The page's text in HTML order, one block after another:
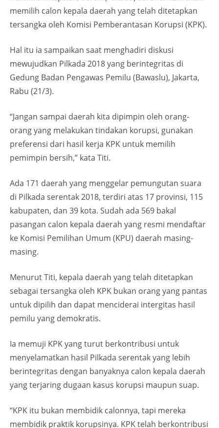
memilih calon kepala daerah yang telah ditetapkan
tersangka oleh Komisi Pemberantasan Korupsi (KPK).
Hal itu ia sampaikan saat menghadiri diskusi
mewujudkan Pilkada 2018 yang berintegritas di
Gedung Badan Pengawas Pemilu (Bawaslu), Jakarta,
Rabu (21/3).
“Jangan sampai daerah kita dipimpin oleh orang-
orang yang melakukan tindakan korupsi, gunakan
preferensi dari hasil kerja KPK untuk memilih
pemimpin bersih,” kata Titi.
Ada 171 daerah yang menggelar pemungutan suara
di Pilkada serentak 2018, terdiri atas 17 provinsi, 115
kabupaten, dan 39 kota. Sudah ada 569 bakal
pasangan calon kepala daerah yang resmi mendaftar
ke Komisi Pemilihan Umum (KPU) daerah masing-
masing.
Menurut Titi, kepala daerah yang telah ditetapkan
sebagai tersangka oleh KPK bukan orang yang pantas
untuk dipilih dan dapat menciderai intergitas hasil
pemilu yang demokratis.
Ia memuji KPK yang turut berkontribusi untuk
menyelamatkan hasil Pilkada serentak yang lebih
berintegritas dengan banyaknya calon kepala daerah
yang terjaring dugaan kasus korupsi maupun suap.
“KPK itu bukan membidik calonnya, tapi mereka
membidik praktik korupsinya. KPK telah berkontribusi